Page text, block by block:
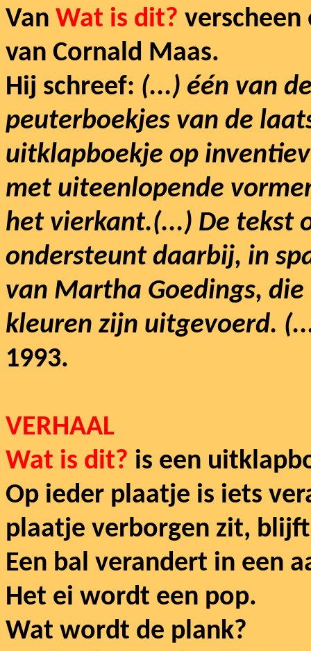
Van Wat is dit? verscheen
van Cornald Maas.
Hij schreef: (...) één van
peuterboekjes van de
uitklapboekje op
met uiteenlopende
het vierkant.(...) De tekst
ondersteunt daarbij, in
van Martha Goedings,
kleuren zijn uitgevoerd.
1993.
VERHAAL
Wat is dit? is een
Op ieder plaatje is iets
plaatje verborgen zit,
Een bal verandert in een
Het ei wordt een pop.
Wat wordt de plank?